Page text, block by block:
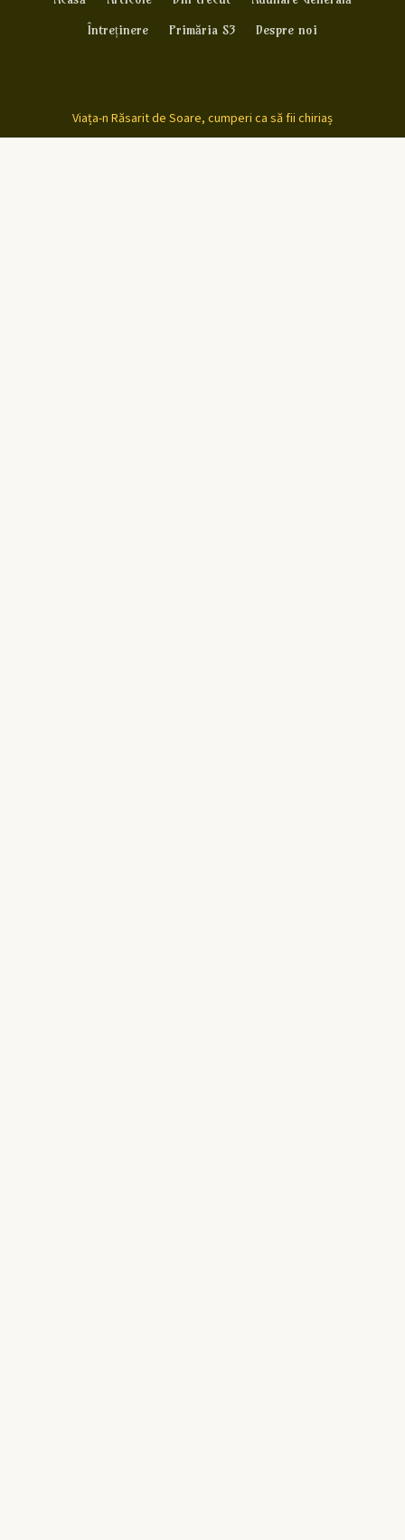
Întreținere
Primăria S3 Despre noi
Viața-n Răsarit de Soare, cumperi ca să fii chiriaș